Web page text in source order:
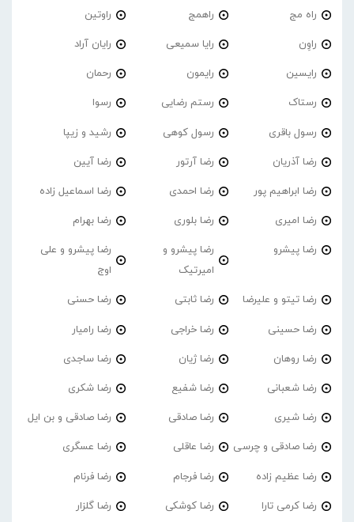
راه مج راهمج راوتین
راوِن رایا سمیعی رایان آراد
رایسین رایمون رحمان
رستاک رستم رضایی رسوا
رسول باقری رسول کوهی رشید و زیپا
رضا آذریان رضا آرتور رضا آیین
رضا ابراهیم پور رضا احمدی رضا اسماعیل زاده
رضا امیری رضا بلوری رضا بهرام
رضا پیشرو
رضا پیشرو و
امیرتیک
رضا پیشرو و علی
اوج
رضا تیتو و علیرضا رضا ثابتی رضا حسنی
رضا حسینی رضا خراجی رضا رامیار
رضا روهان رضا ژیان رضا ساجدی
رضا شعبانی رضا شفیع رضا شکری
رضا شیری رضا صادقی رضا صادقی و بن ایل
رضا صادقی و چرسی رضا عاقلی رضا عسگری
رضا عظیم زاده رضا فرجام رضا فرنام
رضا کرمی تارا رضا کوشکی رضا گلزار